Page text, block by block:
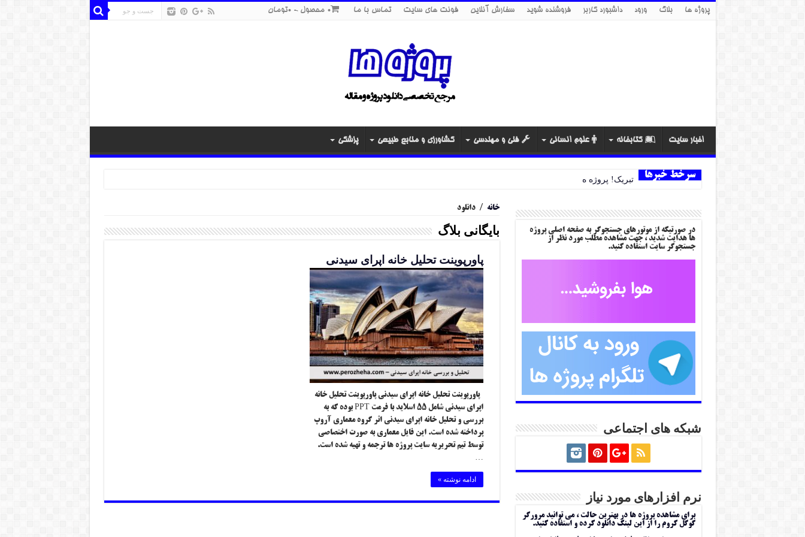
پروژه ها بلاگ ورود داشبورد کاربر فروشنده شوید سفارش آنلاین فونت های سایت تماس با ما 0 محصول 0تومان
اخبار سایت کتابخانه علوم انسانی فنی و مهندسی کشاورزی و منابع طبیعی پزشکی
سرخط خبرها تبریک! پروژه ها SSL دار شد…
خانه / دانلود
بایگانی بلاگ
پاورپوینت تحلیل خانه اپرای سیدنی
پاورپوینت تحلیل خانه اپرای سیدنی پاورپوینت تحلیل خانه
اپرای سیدنی شامل ۵۵ اسلاید با فرمت PPT بوده که به
بررسی و تحلیل خانه اپرای سیدنی اثر گروه معماری آروپ
پرداخته شده است. این فایل معماری به صورت اختصاصی
توسط تیم تحریریه سایت پروژه ها ترجمه و تهیه شده است.
…
ادامه نوشته »
در صورتیکه از موتورهای جستجوگر به صفحه اصلی پروژه
ها هدایت شدید ، جهت مشاهده مطلب مورد نظر از
جستجوگر سایت استفاده کنید.
شبکه های اجتماعی
نرم افزارهای مورد نیاز
برای مشاهده پروژه ها در بهترین حالت ، می توانید مرورگر
گوگل کروم را از این لینک دانلود کرده و استفاده کنید.